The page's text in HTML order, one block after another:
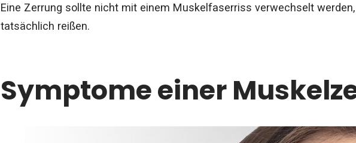
Eine Zerrung sollte nicht mit einem Muskelfaserriss verwechselt
tatsächlich reißen.
Symptome einer